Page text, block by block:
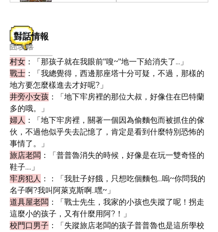
對話情報
村女 ：「那孩子就在我眼前"嗖~"地一下給消失了...」
戰士 ：「我總覺得，西邊那座塔十分可疑，不過，那樣的
地方要怎麼樣進去才好呢?」
井旁小女孩 ：「地下牢房裡的那位大叔，好像住在巴特蘭
多的哦。」
婦人 ：「地下牢房裡，關著一個因為偷麵包而被抓住的傢
伙，不過他似乎失去記憶了，肯定是看到什麼特別恐怖的
事情了。」
旅店老闆 ：「普普魯消失的時候，好像是在玩一雙奇怪的
鞋子....」
牢房犯人 ：：「我肚子好餓，只想吃個麵包...嗚~你問我的
名子啊?我叫阿萊克斯啊..嘿~」
道具屋老闆 ：「戰士先生，我家的小孩也失蹤了呢！拐走
這麼小的孩子，又有什麼用阿?！」
校門口男子 ：「失蹤旅店老闆的孩子普普魯也是這所學校